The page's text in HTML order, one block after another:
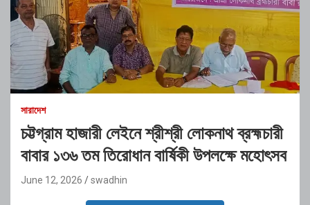
সারাদেশ
চট্টগ্রাম হাজারী লেইনে শ্রীশ্রী লোকনাথ ব্রহ্মচারী
বাবার ১৩৬ তম তিরোধান বার্ষিকী উপলক্ষে মহোৎসব
June 12, 2026 swadhin